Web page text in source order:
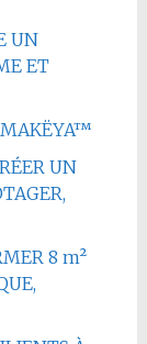
UN
ET
UN
8 m²